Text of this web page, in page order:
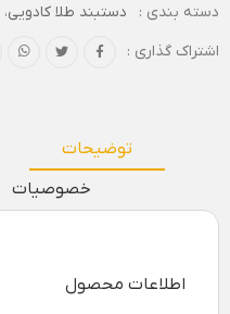
دسته بندی : دستبند طلا کادویی،
اشتراک گذاری :
توضیحات
خصوصیات
اطلاعات محصول